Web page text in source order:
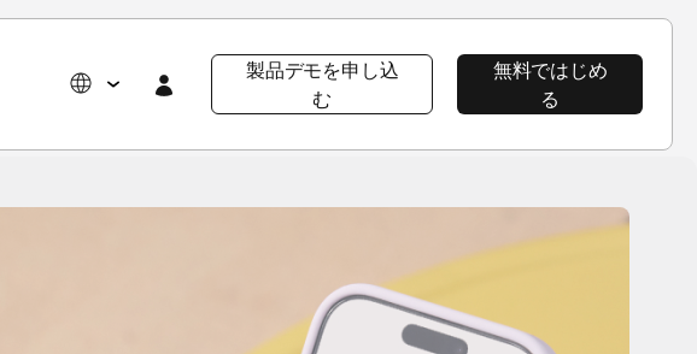
プロダクトツアー
プロダクトツアープロダクト ツアー
AppsFlyerの優位性
製品デモを申し込
む
無料ではじめ
る